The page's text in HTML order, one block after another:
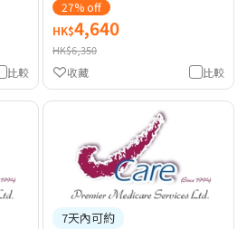
比較
27% off
HK$4,640
HK$6,350
比較
收藏
7天內可約